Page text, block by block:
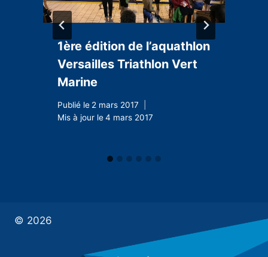
1ère édition de l’aquathlon
Versailles Triathlon Vert
Marine
Publié le 2 mars 2017
Mis à jour le4 mars 2017
© 2026